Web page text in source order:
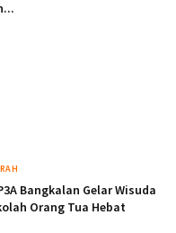
Bangkalan Gelar Wisuda
Orang Tua Hebat